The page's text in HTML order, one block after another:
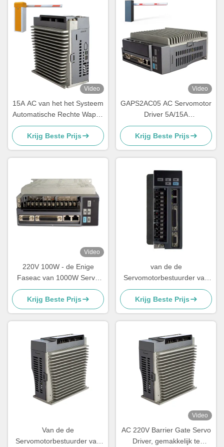
Video
15A AC van het het Systeem
Automatische Rechte Wapen
van For Smart Parking van
de Servomotorbestuurder
het Parkerenpoort
Krijg Beste Prijs
Video
GAPS2AC05 AC Servomotor
Driver 5A/15A
Poortcontroller voor Boom
Barrier Gate
Krijg Beste Prijs
Video
220V 100W - de Enige
Faseac van 1000W Servo
Explosiebestendige Motor en
Aandrijving
Krijg Beste Prijs
van de de
Servomotorbestuurder van
220V 5A 750W AC van de
de Boombarrière van For
Light Duty Hand de
Poortwapen 6m
Krijg Beste Prijs
Van de de
Servomotorbestuurder van
Video
AC 220V Barrier Gate Servo
Driver, gemakkelijk te